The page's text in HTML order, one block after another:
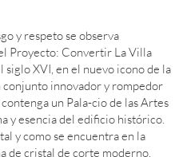
y respeto se observa
Proyecto: Convertir La Villa
XVI, en el nuevo icono de la
innovador y rompedor
un Pala-cio de las Artes
y esencia del edificio histórico.
y como se encuentra en la
de cristal de corte moderno,